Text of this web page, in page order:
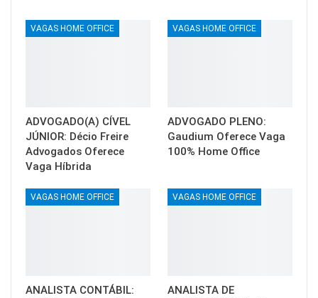
VAGAS HOME OFFICE
ADVOGADO(A) CÍVEL
JÚNIOR: Décio Freire
Advogados Oferece
Vaga Híbrida
VAGAS HOME OFFICE
ADVOGADO PLENO:
Gaudium Oferece Vaga
100% Home Office
VAGAS HOME OFFICE
ANALISTA CONTÁBIL:
VAGAS HOME OFFICE
ANALISTA DE